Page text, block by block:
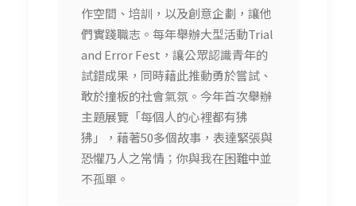
作空間、培訓，以及創意企劃，讓他
們實踐職志。每年舉辦大型活動Trial
and Error Fest，讓公眾認識青年的
試錯成果，同時藉此推動勇於嘗試、
敢於撞板的社會氣氛。今年首次舉辦
主題展覽「每個人的心裡都有狒
狒」，藉著50多個故事，表達緊張與
恐懼乃人之常情；你與我在困難中並
不孤單。